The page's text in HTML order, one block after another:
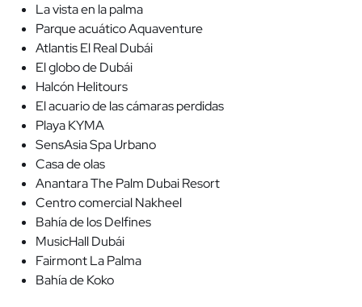
La vista en la palma
Parque acuático Aquaventure
Atlantis El Real Dubái
El globo de Dubái
Halcón Helitours
El acuario de las cámaras perdidas
Playa KYMA
SensAsia Spa Urbano
Casa de olas
Anantara The Palm Dubai Resort
Centro comercial Nakheel
Bahía de los Delfines
MusicHall Dubái
Fairmont La Palma
Bahía de Koko